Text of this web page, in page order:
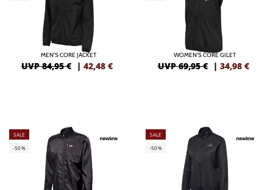
MEN'S CORE JACKET
UVP 84,95 € | 42,48 €
WOMEN'S CORE GILET
UVP 69,95 € | 34,98 €
SALE
-50%
SALE
-50%